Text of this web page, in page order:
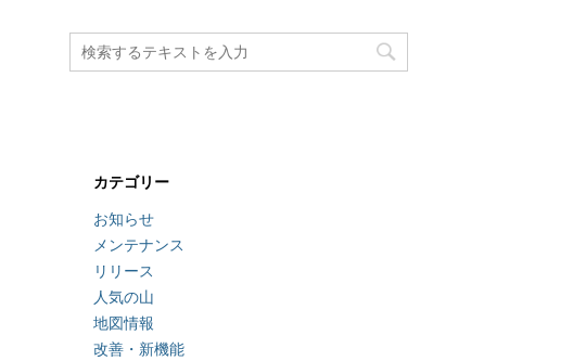
カテゴリー
お知らせ
メンテナンス
リリース
人気の山
地図情報
改善・新機能